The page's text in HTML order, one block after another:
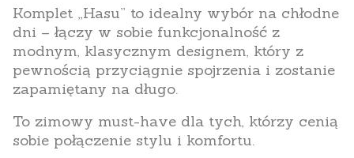
Komplet „Hasu” to idealny wybór na chłodne
dni – łączy w sobie funkcjonalność z
modnym, klasycznym designem, który z
pewnością przyciągnie spojrzenia i zostanie
zapamiętany na długo.
To zimowy must-have dla tych, którzy cenią
sobie połączenie stylu i komfortu.